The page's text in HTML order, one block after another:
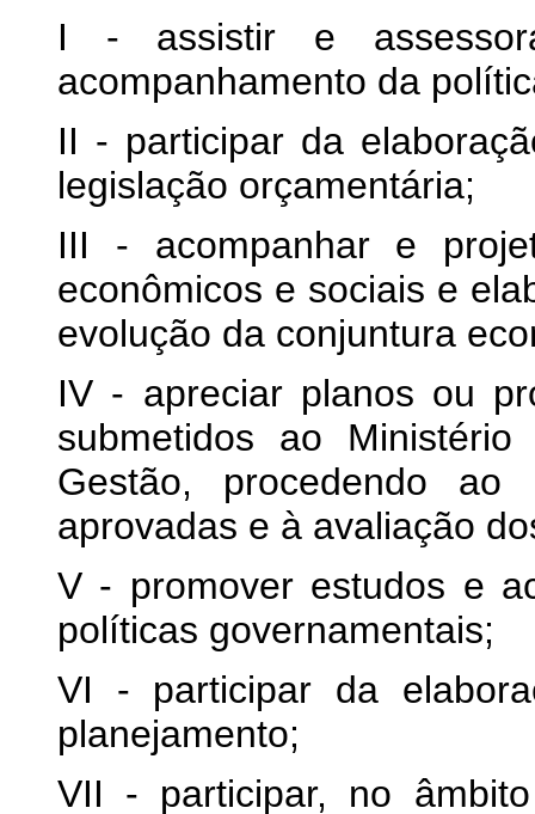
I - assistir e
acompanhamento da
II - participar da
legislação orçamentária;
III - acompanhar e
econômicos e sociais e
evolução da conjuntura
IV - apreciar planos ou
submetidos ao
Gestão, procedendo ao
aprovadas e à avaliação
V - promover estudos e
políticas governamentais;
VI - participar da
planejamento;
VII - participar, no